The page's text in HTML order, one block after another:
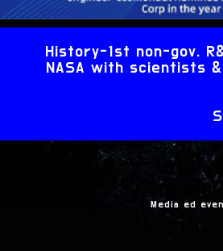
History-1st non-gov.
NASA with scientists
Media ed